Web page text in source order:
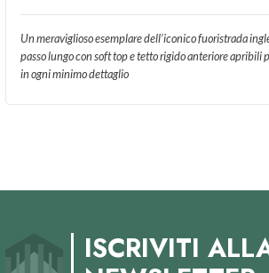
Un meraviglioso esemplare dell’iconico fuoristrada
passo lungo con soft top e tetto rigido anteriore apribili
in ogni minimo dettaglio
ISCRIVITI